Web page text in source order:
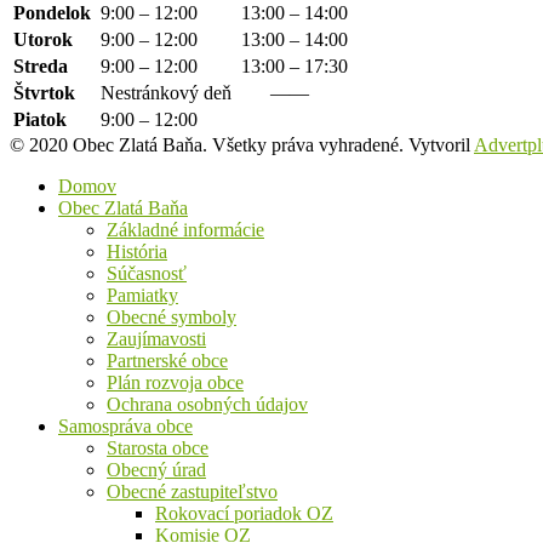
Pondelok 9:00 – 12:00
13:00 – 14:00
Utorok
9:00 – 12:00
13:00 – 14:00
Streda
9:00 – 12:00
13:00 – 17:30
Štvrtok
Nestránkový deň
——
Piatok
9:00 – 12:00
© 2020 Obec Zlatá Baňa. Všetky práva vyhradené. Vytvoril
Domov
Obec Zlatá Baňa
Základné informácie
História
Súčasnosť
Pamiatky
Obecné symboly
Zaujímavosti
Partnerské obce
Plán rozvoja obce
Ochrana osobných údajov
Samospráva obce
Starosta obce
Obecný úrad
Obecné zastupiteľstvo
Rokovací poriadok OZ
Komisie OZ